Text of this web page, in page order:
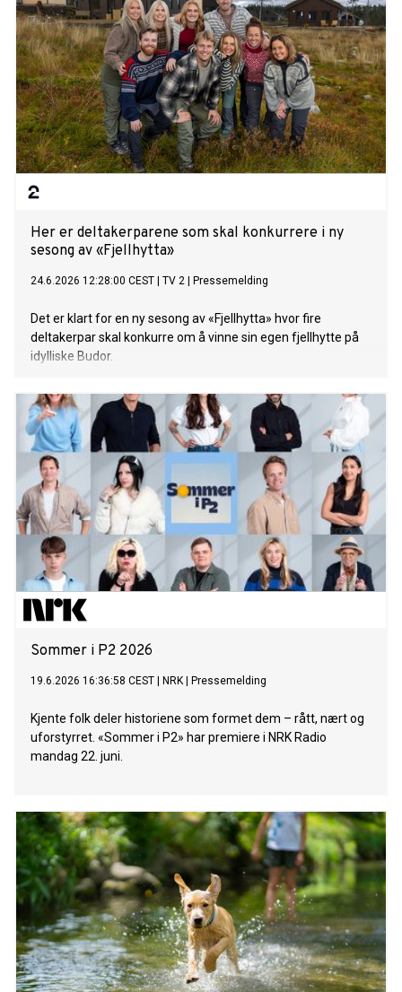
Her er deltakerparene som skal konkurrere i ny
sesong av «Fjellhytta»
24.6.2026 12:28:00 CEST TV 2 Pressemelding
Det er klart for en ny sesong av «Fjellhytta» hvor fire
deltakerpar skal konkurre om å vinne sin egen fjellhytte på
idylliske Budor.
Sommer i P2 2026
19.6.2026 16:36:58 CEST NRK Pressemelding
Kjente folk deler historiene som formet dem – rått, nært og
uforstyrret. «Sommer i P2» har premiere i NRK Radio
mandag 22. juni.